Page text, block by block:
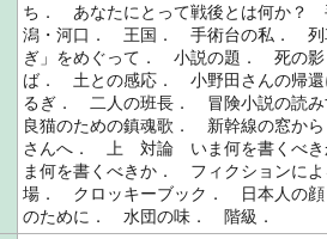
ち． あなたにとって戦後とは何か
潟・河口． 王国． 手術台の私．
ぎ」をめぐって． 小説の題． 死の
ば． 土との感応． 小野田さんの帰
るぎ． 二人の班長． 冒険小説の読
良猫のための鎮魂歌． 新幹線の窓
さんへ． 上 対論 いま何を書くべ
ま何を書くべきか． フィクションに
場． クロッキーブック． 日本人の
のために． 水団の味． 階級．